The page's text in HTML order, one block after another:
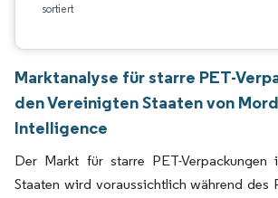
sortiert
Marktanalyse für starre PET-
den Vereinigten Staaten von
Intelligence
Der Markt für starre PET-Verpackungen
Staaten wird voraussichtlich während des